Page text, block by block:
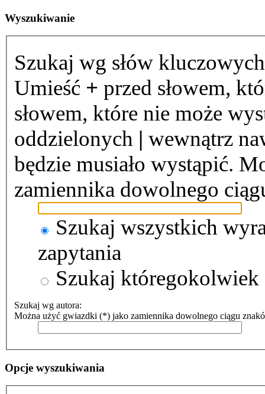
Wyszukiwanie
Szukaj wg słów
Umieść + przed słowem,
słowem, które nie może
oddzielonych | wewnątrz
będzie musiało wystąpić.
zamiennika dowolnego
Szukaj wszystkich
zapytania
Szukaj któregokolwiek
Szukaj wg autora:
Można użyć gwiazdki (*) jako zamiennika dowolnego ciągu
Opcje wyszukiwania